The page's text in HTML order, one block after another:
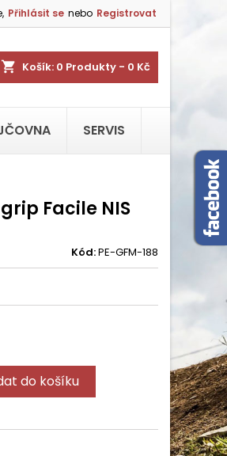
Přihlásit se nebo Registrovat
shopping_cart Košík: 0 Produkty - 0 Kč
SERVIS
grip Facile NIS
Kód:PE-GFM-188
do košíku